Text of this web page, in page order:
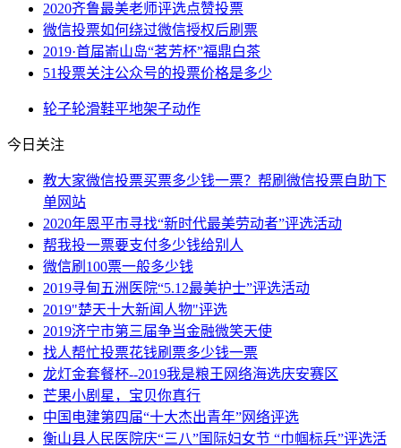
2020齐鲁最美老师评选点赞投票
微信投票如何绕过微信授权后刷票
2019·首届嵛山岛“茗芳杯”福鼎白茶
51投票关注公众号的投票价格是多少
轮子轮滑鞋平地架子动作
今日关注
教大家微信投票买票多少钱一票？帮刷微信投票自助下
单网站
2020年恩平市寻找“新时代最美劳动者”评选活动
帮我投一票要支付多少钱给别人
微信刷100票一般多少钱
2019寻甸五洲医院“5.12最美护士”评选活动
2019"楚天十大新闻人物"评选
2019济宁市第三届争当金融微笑天使
找人帮忙投票花钱刷票多少钱一票
龙灯金套餐杯--2019我是粮王网络海选庆安赛区
芒果小剧星，宝贝你真行
中国电建第四届“十大杰出青年”网络评选
衡山县人民医院庆“三八”国际妇女节 “巾帼标兵”评选活